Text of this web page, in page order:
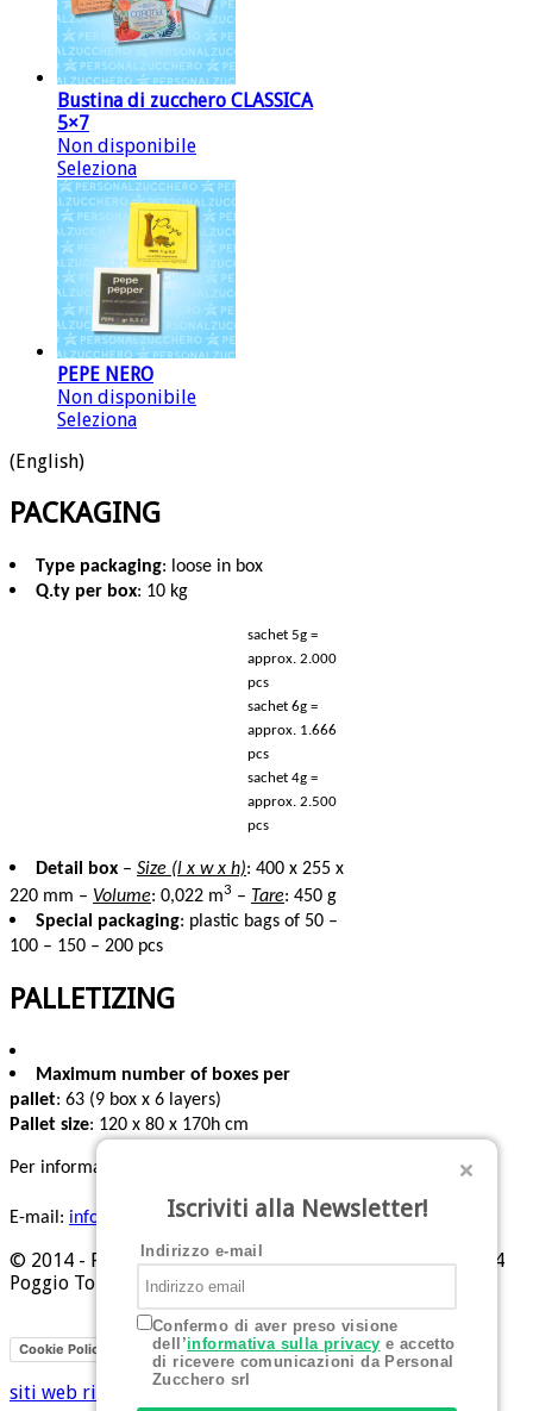
Bustina di zucchero CLASSICA
5×7
Non disponibile
Seleziona
PEPE NERO
Non disponibile
Seleziona
(English)
PACKAGING
Type packaging: loose in box
Q.ty per box: 10 kg
sachet 5g =
approx. 2.000
pcs
sachet 6g =
approx. 1.666
pcs
sachet 4g =
approx. 2.500
pcs
Detail box – Size (l x w x h): 400 x 255 x
220 mm – Volume: 0,022 m3 – Tare: 450 g
Special packaging: plastic bags of 50 –
100 – 150 – 200 pcs
PALLETIZING
Maximum number of boxes per
pallet: 63 (9 box x 6 layers)
Pallet size: 120 x 80 x 170h cm
Per informazioni:
E-mail: info@personalzucchero.com
© 2014 - Personal Zucchero srl - Piazza Allende, 1 - 47824
Poggio Torriana (RN)
Cookie Policy Privacy
siti web rimini Hi-Net
Iscriviti alla Newsletter!
Indirizzo e-mail
Confermo di aver preso visione
dell’informativa sulla privacy e accetto
di ricevere comunicazioni da Personal
Zucchero srl